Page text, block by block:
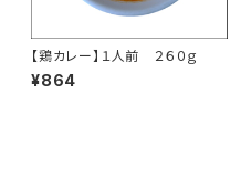
【鶏カレー】１人前 ２６０ｇ
¥864